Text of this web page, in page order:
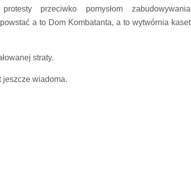
przeciwko pomysłom zabudowywania
a to Dom Kombatanta, a to wytwórnia kaset
straty.
wiadoma.